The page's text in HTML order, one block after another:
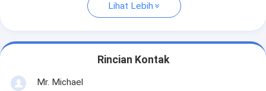
Lihat Lebih
Rincian Kontak
Mr. Michael